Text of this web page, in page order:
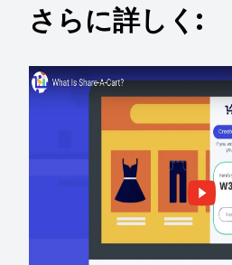
さらに詳しく: